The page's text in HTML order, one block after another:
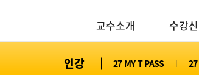
교수소개 수강
인강 27 MY T PASS